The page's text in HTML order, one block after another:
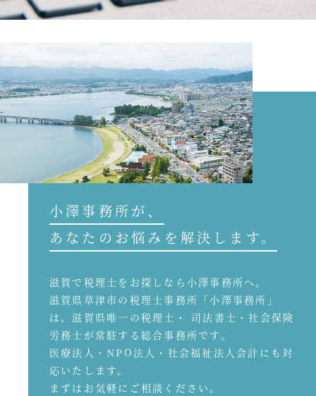
小澤事務所が、
あなたのお悩みを解決します。
滋賀で税理士をお探しなら小澤事務所へ。
滋賀県草津市の税理士事務所「小澤事務所」
は、滋賀県唯一の税理士・ 司法書士・社会保険
労務士が常駐する総合事務所です。
医療法人・NPO法人・社会福祉法人会計にも対
応いたします。
まずはお気軽にご相談ください。